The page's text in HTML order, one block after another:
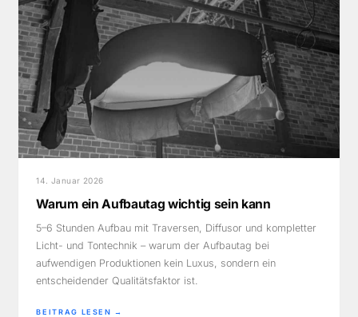
14. Januar 2026
Warum ein Aufbautag wichtig sein kann
5–6 Stunden Aufbau mit Traversen, Diffusor und kompletter
Licht- und Tontechnik – warum der Aufbautag bei
aufwendigen Produktionen kein Luxus, sondern ein
entscheidender Qualitätsfaktor ist.
BEITRAG LESEN →